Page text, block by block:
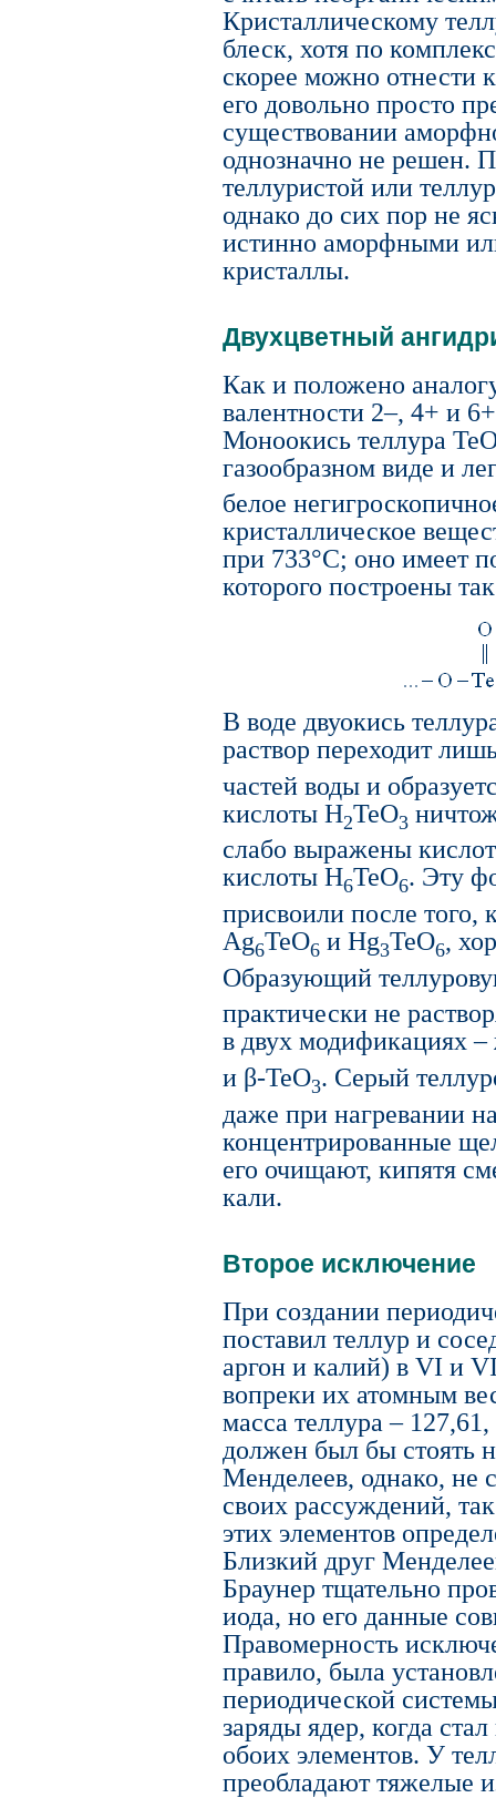
Кристаллическому
блеск, хотя по
скорее можно отнести
его довольно просто
существовании
однозначно не решен.
теллуристой или
однако до сих пор не
истинно аморфными
кристаллы.
Двухцветный
Как и положено
валентности 2–, 4+ и
Моноокись теллура
газообразном виде и
белое
кристаллическое
при 733°C; оно имеет
которого построены
В воде двуокись
раствор переходит
частей воды и
кислоты H2TeO3
слабо выражены
кислоты H6TeO6. Эту
присвоили после того,
Ag6TeO6 и Hg3TeO6,
Образующий
практически не
в двух модификациях –
и β-TeO3. Серый
даже при нагревании
концентрированные
его очищают, кипятя
кали.
Второе исключение
При создании
поставил теллур и
аргон и калий) в VI и
вопреки их атомным
масса теллура –
должен был бы стоять
Менделеев, однако, не
своих рассуждений,
этих элементов
Близкий друг
Браунер тщательно
иода, но его данные
Правомерность
правило, была
периодической
заряды ядер, когда
обоих элементов. У
преобладают тяжелые